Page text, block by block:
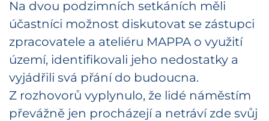
Na dvou podzimních setkáních měli
účastníci možnost diskutovat se zástupci
zpracovatele a ateliéru MAPPA o využití
území, identifikovali jeho nedostatky a
vyjádřili svá přání do budoucna.
Z rozhovorů vyplynulo, že lidé náměstím
převážně jen procházejí a netráví zde svůj